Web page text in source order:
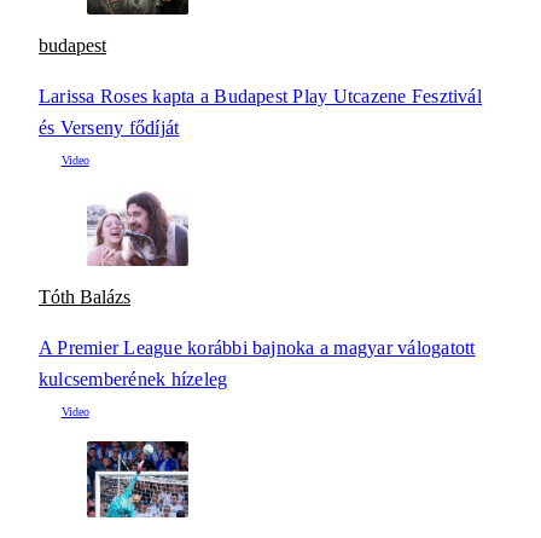
budapest
Larissa Roses kapta a Budapest Play Utcazene Fesztivál
és Verseny fődíját
Tóth Balázs
A Premier League korábbi bajnoka a magyar válogatott
kulcsemberének hízeleg